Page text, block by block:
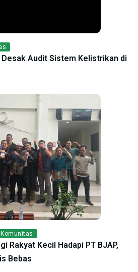
Desak Audit Sistem Kelistrikan di
Rakyat Kecil Hadapi PT BJAP,
Bebas